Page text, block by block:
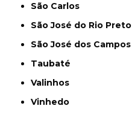
São Carlos
São José do Rio Preto
São José dos Campos
Taubaté
Valinhos
Vinhedo